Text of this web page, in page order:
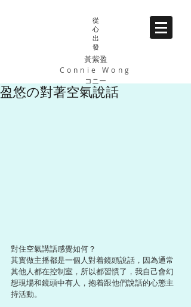
從
心
出
發
黃紫盈
Connie Wong
コニー
盈悠の對著空氣說話
對住空氣講話感覺如何？
其實做主播都是一個人對着鏡頭說話，因為通常
其他人都在控制室，所以都習慣了，我自己會幻
想現場和鏡頭中有人，抱着跟他們說話的心態主
持活動。